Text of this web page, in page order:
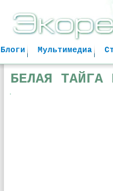
Мультимедиа
Блоги
БЕЛАЯ ТАЙГА